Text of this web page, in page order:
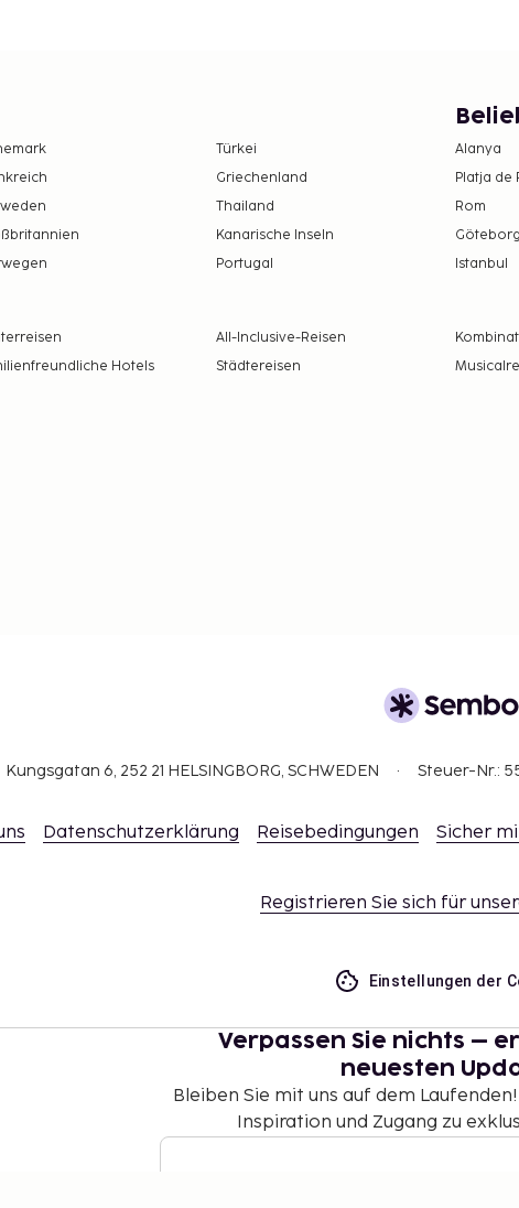
Türkei
Griechenland
Thailand
Kanarische Inseln
Portugal
Alanya
Platja de
Rom
Göteborg
Istanbul
All-Inclusive-Reisen
Hotels Städtereisen
Kungsgatan 6, 252 21 HELSINGBORG, SCHWEDEN Steuer-Nr.:
Datenschutzerklärung Reisebedingungen Sicher
Registrieren Sie sich für
Einstellungen der
Verpassen Sie nichts –
neuesten
Bleiben Sie mit uns auf dem
Inspiration und Zugang zu